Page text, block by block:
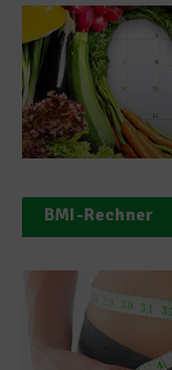
BMI-Rechner